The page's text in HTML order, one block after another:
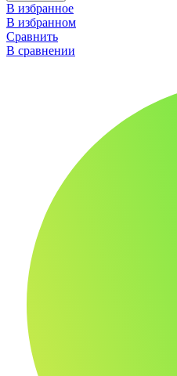
В избранное
В избранном
Сравнить
В сравнении